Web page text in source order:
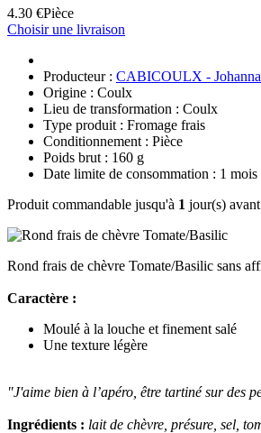
4.30 €Pièce
Choisir une livraison
Producteur : CABICOULX -
Origine : Coulx
Lieu de transformation : Coulx
Type produit : Fromage frais
Conditionnement : Pièce
Poids brut : 160 g
Date limite de consommation : 1 mois
Produit commandable jusqu'à 1 jour(s)
Rond frais de chèvre Tomate/Basilic sans
Caractère :
Moulé à la louche et finement salé
Une texture légère
"J'aime bien à l’apéro, être tartiné sur des
Ingrédients : lait de chèvre, présure, sel,